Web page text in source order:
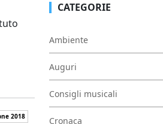
2018
CATEGORIE
Ambiente
Auguri
Consigli musicali
Cronaca